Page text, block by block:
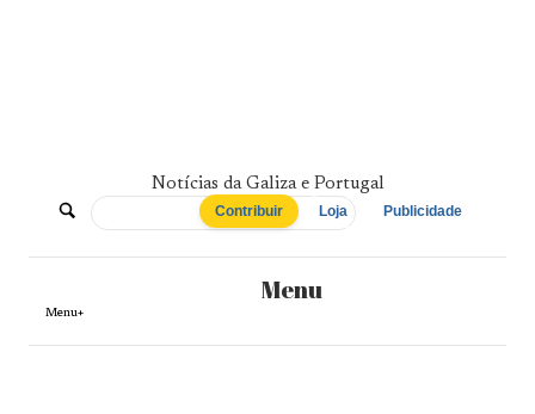
De
Norte
a
Notícias da Galiza e Portugal
Contribuir Loja Publicidade
Menu
Menu+